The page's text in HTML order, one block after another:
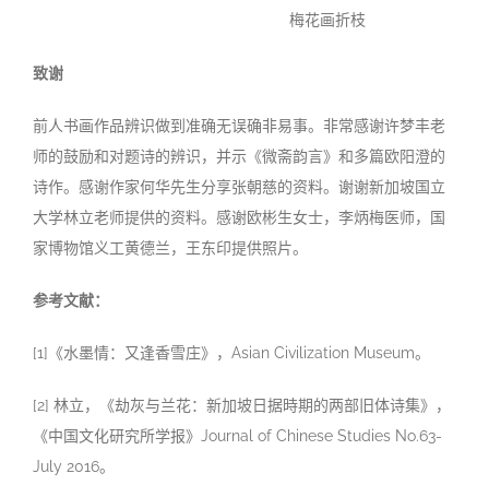
梅花画折枝
致谢
前人书画作品辨识做到准确无误确非易事。非常感谢许梦丰老
师的鼓励和对题诗的辨识，并示《微斋韵言》和多篇欧阳澄的
诗作。感谢作家何华先生分享张朝慈的资料。谢谢新加坡国立
大学林立老师提供的资料。感谢欧彬生女士，李炳梅医师，国
家博物馆义工黄德兰，王东印提供照片。
参考文献：
[1]《水墨情：又逢香雪庄》，Asian Civilization Museum。
[2] 林立，《劫灰与兰花：新加坡日据時期的两部旧体诗集》，
《中国文化研究所学报》Journal of Chinese Studies No.63-
July 2016。